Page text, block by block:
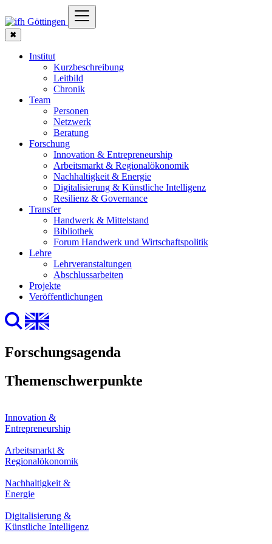
✖
Institut
Kurzbeschreibung
Leitbild
Chronik
Team
Personen
Netzwerk
Beratung
Forschung
Innovation & Entrepreneurship
Arbeitsmarkt & Regionalökonomik
Nachhaltigkeit & Energie
Digitalisierung & Künstliche Intelligenz
Resilienz & Governance
Transfer
Handwerk & Mittelstand
Bibliothek
Forum Handwerk und Wirtschaftspolitik
Lehre
Lehrveranstaltungen
Abschlussarbeiten
Projekte
Veröffentlichungen
Forschungsagenda
Themenschwerpunkte
Innovation &
Entrepreneurship
Arbeitsmarkt &
Regionalökonomik
Nachhaltigkeit &
Energie
Digitalisierung &
Künstliche Intelligenz